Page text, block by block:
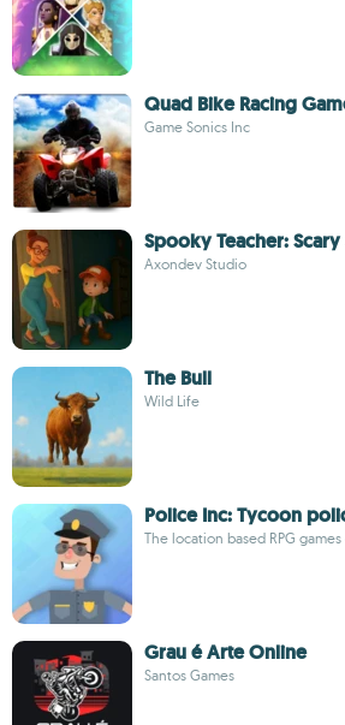
Quad Bike Racing
Game Sonics Inc
Spooky Teacher:
Axondev Studio
The Bull
Wild Life
Police Inc: Tycoon
The location based RPG
Grau é Arte Online
Santos Games